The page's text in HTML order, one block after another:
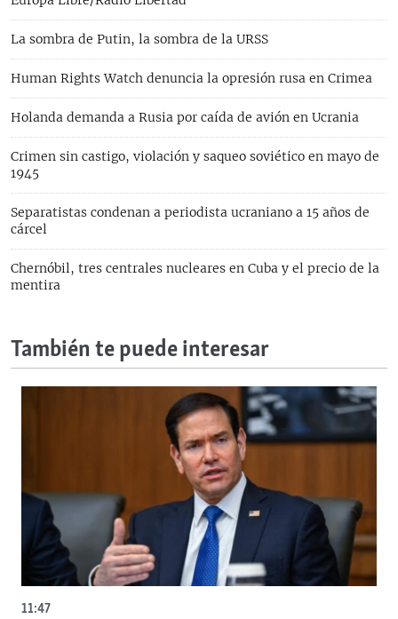
La sombra de Putin, la sombra de la URSS
Human Rights Watch denuncia la opresión rusa en Crimea
Holanda demanda a Rusia por caída de avión en Ucrania
Crimen sin castigo, violación y saqueo soviético en mayo de
1945
Separatistas condenan a periodista ucraniano a 15 años de
cárcel
Chernóbil, tres centrales nucleares en Cuba y el precio de la
mentira
También te puede interesar
11:47